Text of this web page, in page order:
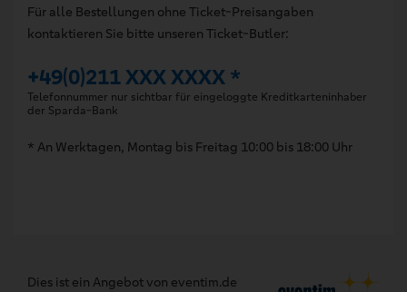
Für alle Bestellungen ohne Ticket-Preisangaben
kontaktieren Sie bitte unseren Ticket-Butler:
+49(0)211 XXX XXXX *
Telefonnummer nur sichtbar für eingeloggte Kreditkarteninhaber
der Sparda-Bank
* An Werktagen, Montag bis Freitag 10:00 bis 18:00 Uhr
Dies ist ein Angebot von eventim.de